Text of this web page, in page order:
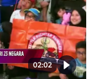
02:02